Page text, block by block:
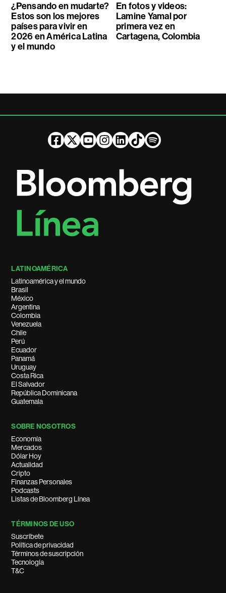
¿Pensando en mudarte?
Estos son los mejores
países para vivir en
2026 en América Latina
y el mundo
En fotos y videos:
Lamine Yamal por
primera vez en
Cartagena, Colombia
LATINOAMÉRICA
Latinoamérica y el mundo
Brasil
México
Argentina
Colombia
Venezuela
Chile
Perú
Ecuador
Panamá
Uruguay
Costa Rica
El Salvador
República Dominicana
Guatemala
SOBRE NOSOTROS
Economía
Mercados
Dólar Hoy
Actualidad
Cripto
Finanzas Personales
Podcasts
Listas de Bloomberg Línea
TÉRMINOS DE USO
Suscríbete
Política de privacidad
Términos de suscripción
Tecnología
T&C